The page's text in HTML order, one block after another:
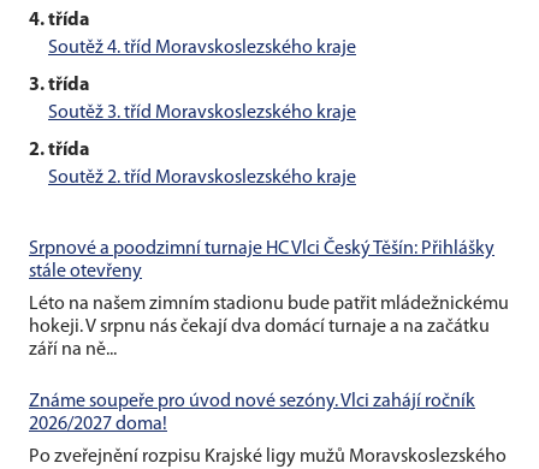
4. třída
Soutěž 4. tříd Moravskoslezského kraje
3. třída
Soutěž 3. tříd Moravskoslezského kraje
2. třída
Soutěž 2. tříd Moravskoslezského kraje
Srpnové a poodzimní turnaje HC Vlci Český Těšín: Přihlášky
stále otevřeny
Léto na našem zimním stadionu bude patřit mládežnickému
hokeji. V srpnu nás čekají dva domácí turnaje a na začátku
září na ně...
Známe soupeře pro úvod nové sezóny. Vlci zahájí ročník
2026/2027 doma!
Po zveřejnění rozpisu Krajské ligy mužů Moravskoslezského